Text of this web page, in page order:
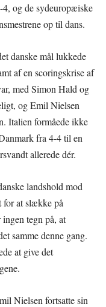
og de sydeuropæiske
op til dans.
danske mål lukkede
af en scoringskrise af
med Simon Hald og
og Emil Nielsen
Italien formåede ikke
fra 4-4 til en
allerede dér.
landshold mod
for at slække på
tegn på, at
samme denne gang.
at give det
Nielsen fortsatte sin